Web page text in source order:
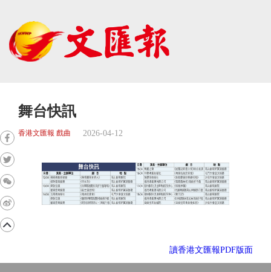
舞台快訊
香港文匯報 戲曲 2026-04-12
讀香港文匯報PDF版面